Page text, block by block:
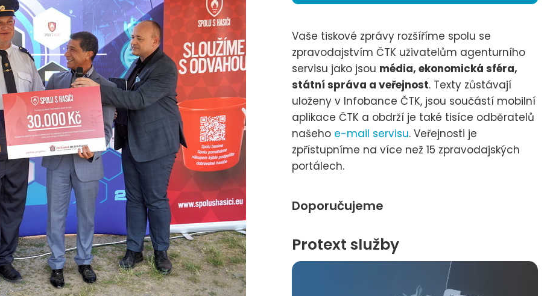
Vaše tiskové zprávy rozšíříme spolu se
zpravodajstvím ČTK uživatelům agenturního
servisu jako jsou média, ekonomická sféra,
státní správa a veřejnost. Texty zůstávají
uloženy v Infobance ČTK, jsou součástí mobilní
aplikace ČTK a obdrží je také tisíce odběratelů
našeho e-mail servisu. Veřejnosti je
zpřístupníme na více než 15 zpravodajských
portálech.
Doporučujeme
Protext služby